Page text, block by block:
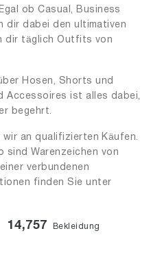
ob Casual, Business
dabei den ultimativen
dir täglich Outfits von
Hosen, Shorts und
Accessoires ist alles dabei,
begehrt.
an qualifizierten Käufen.
sind Warenzeichen von
verbundenen
finden Sie unter
14,757 Bekleidung